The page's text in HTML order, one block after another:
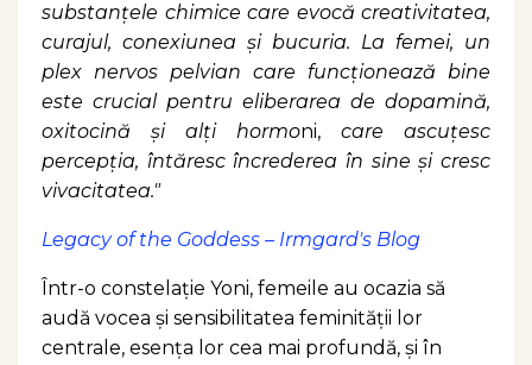
substanțele chimice care evocă creativitatea,
curajul, conexiunea și bucuria. La femei, un
plex nervos pelvian care funcționează bine
este crucial pentru eliberarea de dopamină,
oxitocină și alți hormoni,
care ascuțesc
percepția, întăresc încrederea în sine și cresc
vivacitatea."
Legacy of the Goddess – Irmgard's Blog
Într-o constelație Yoni, femeile au ocazia să
audă vocea și sensibilitatea feminității lor
centrale, esența lor cea mai profundă, și în